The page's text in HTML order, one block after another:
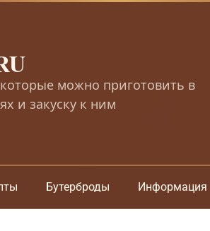
можно приготовить в
и закуску к ним
Бутерброды Информация